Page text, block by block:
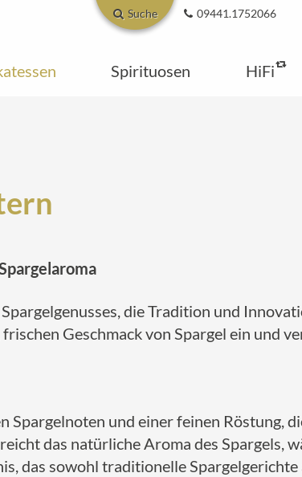
Suche 09441.1752066
Spirituosen HiFi
die Tradition und
Geschmack von Spargel ein und
und einer feinen Röstung,
das natürliche Aroma des Spargels,
das sowohl traditionelle Spargelgerichte